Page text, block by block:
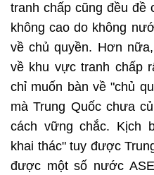
tranh chấp cũng đều đề
không cao do không
về chủ quyền. Hơn
về khu vực tranh chấp
chỉ muốn bàn về "chủ
mà Trung Quốc chưa
cách vững chắc. Kịch
khai thác" tuy được
được một số nước